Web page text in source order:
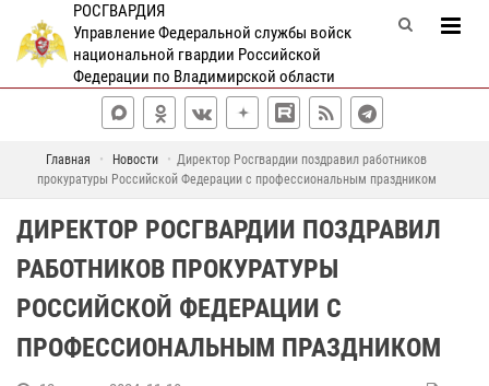
РОСГВАРДИЯ
Управление Федеральной службы войск
национальной гвардии Российской
Федерации по Владимирской области
Главная Новости
Директор Росгвардии поздравил работников
прокуратуры Российской Федерации с профессиональным праздником
ДИРЕКТОР РОСГВАРДИИ ПОЗДРАВИЛ
РАБОТНИКОВ ПРОКУРАТУРЫ
РОССИЙСКОЙ ФЕДЕРАЦИИ С
ПРОФЕССИОНАЛЬНЫМ ПРАЗДНИКОМ